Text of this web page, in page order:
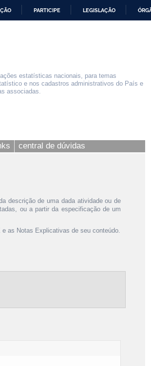
PARTICIPE LEGISLAÇÃO
estatísticas nacionais, para temas
e nos cadastros administrativos do País e
associadas.
central de dúvidas
descrição de uma dada atividade ou de
ou a partir da especificação de um
as Notas Explicativas de seu conteúdo.